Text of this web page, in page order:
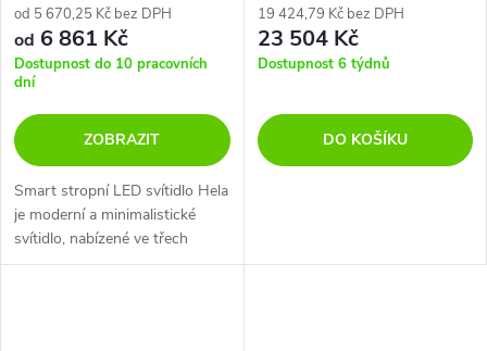
od 5 670,25 Kč bez DPH
od 6 861 Kč
Dostupnost do 10 pracovních
dní
ZOBRAZIT
Smart stropní LED svítidlo Hela
je moderní a minimalistické
svítidlo, nabízené ve třech
barevných variantách v černé,
19 424,79 Kč bez DPH
23 504 Kč
Dostupnost 6 týdnů
DO KOŠÍKU